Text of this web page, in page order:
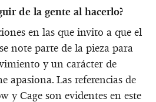
de la gente al hacerlo?
en las que invito a que el
note parte de la pieza para
y un carácter de
apasiona. Las referencias de
y Cage son evidentes en este